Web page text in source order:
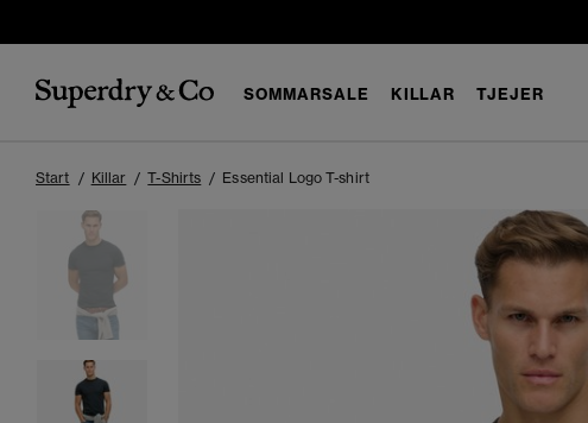
SOMMARSALE KILLAR TJEJER
Start Killar T-Shirts Essential Logo T-shirt